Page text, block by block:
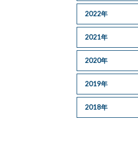
2022年
2021年
2020年
2019年
2018年